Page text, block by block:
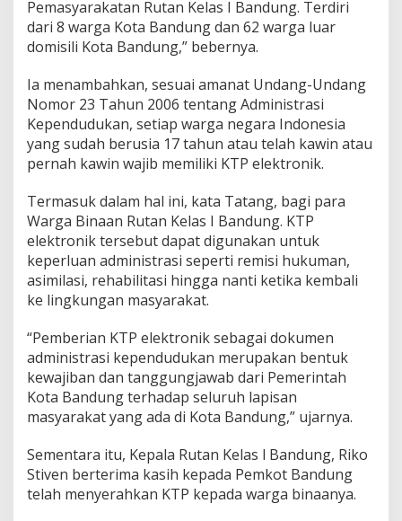
Pemasyarakatan Rutan Kelas I Bandung. Terdiri
dari 8 warga Kota Bandung dan 62 warga luar
domisili Kota Bandung,” bebernya.
Ia menambahkan, sesuai amanat Undang-Undang
Nomor 23 Tahun 2006 tentang Administrasi
Kependudukan, setiap warga negara Indonesia
yang sudah berusia 17 tahun atau telah kawin atau
pernah kawin wajib memiliki KTP elektronik.
Termasuk dalam hal ini, kata Tatang, bagi para
Warga Binaan Rutan Kelas I Bandung. KTP
elektronik tersebut dapat digunakan untuk
keperluan administrasi seperti remisi hukuman,
asimilasi, rehabilitasi hingga nanti ketika kembali
ke lingkungan masyarakat.
“Pemberian KTP elektronik sebagai dokumen
administrasi kependudukan merupakan bentuk
kewajiban dan tanggungjawab dari Pemerintah
Kota Bandung terhadap seluruh lapisan
masyarakat yang ada di Kota Bandung,” ujarnya.
Sementara itu, Kepala Rutan Kelas l Bandung, Riko
Stiven berterima kasih kepada Pemkot Bandung
telah menyerahkan KTP kepada warga binaanya.